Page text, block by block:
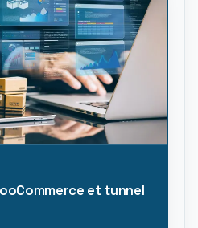
et tunnel